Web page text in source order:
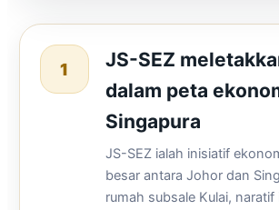
1
JS-SEZ
dalam peta
Singapura
JS-SEZ ialah inisiatif
besar antara Johor dan
rumah subsale Kulai,